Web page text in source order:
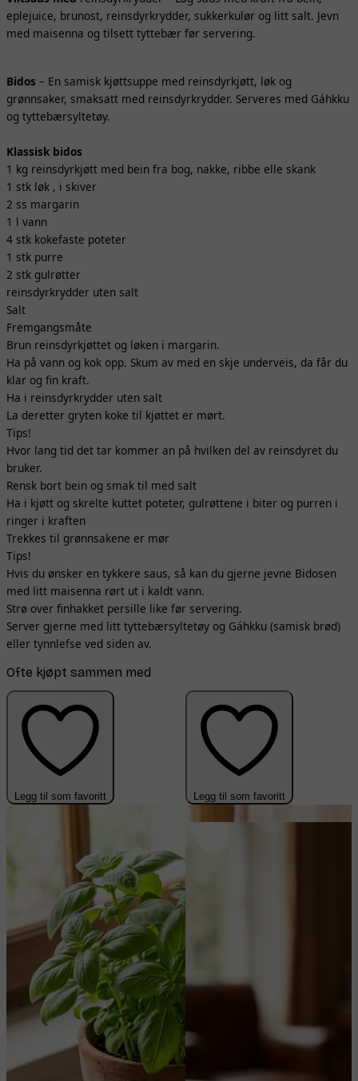
eplejuice, brunost, reinsdyrkrydder, sukkerkulør og litt salt. Jevn
med maisenna og tilsett tyttebær før servering.
Bidos – En samisk kjøttsuppe med reinsdyrkjøtt, løk og
grønnsaker, smaksatt med reinsdyrkrydder. Serveres med Gáhkku
og tyttebærsyltetøy.
Klassisk bidos
1 kg reinsdyrkjøtt med bein fra bog, nakke, ribbe elle skank
1 stk løk , i skiver
2 ss margarin
1 l vann
4 stk kokefaste poteter
1 stk purre
2 stk gulrøtter
reinsdyrkrydder uten salt
Salt
Fremgangsmåte
Brun reinsdyrkjøttet og løken i margarin.
Ha på vann og kok opp. Skum av med en skje underveis, da får du
klar og fin kraft.
Ha i reinsdyrkrydder uten salt
La deretter gryten koke til kjøttet er mørt.
Tips!
Hvor lang tid det tar kommer an på hvilken del av reinsdyret du
bruker.
Rensk bort bein og smak til med salt
Ha i kjøtt og skrelte kuttet poteter, gulrøttene i biter og purren i
ringer i kraften
Trekkes til grønnsakene er mør
Tips!
Hvis du ønsker en tykkere saus, så kan du gjerne jevne Bidosen
med litt maisenna rørt ut i kaldt vann.
Strø over finhakket persille like før servering.
Server gjerne med litt tyttebærsyltetøy og Gáhkku (samisk brød)
eller tynnlefse ved siden av.
Ofte kjøpt sammen med
Legg til som favoritt Legg til som favoritt